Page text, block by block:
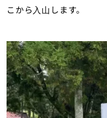
こから入山します。